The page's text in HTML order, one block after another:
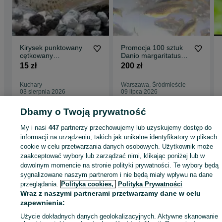
Kirysek punktowany
cętkowany
(Corydoras
15 zł
Kuchary
03 sierpnia 2026
Promocja 100 sztuk
Danio margaritatus
rasbora galaxy
200 zł
Warszawa, Śródmieście
09 lipca 2026
Strona główna Zwierzęta Akwarystyka Zwierzęta akwariowe
Zwierzęta
akwariowe - Śląskie
Zwierzęta akwariowe - Kuchary
KATEGORIA
844351048 Wyświetlenia:
Zadzwoń / SMS Wyślij wiadomość
Dbamy o Twoją prywatność
My i nasi447 partnerzy przechowujemy lub uzyskujemy dostęp do
informacji na urządzeniu, takich jak unikalne identyfikatory w plikach
cookie w celu przetwarzania danych osobowych. Użytkownik może
zaakceptować wybory lub zarządzać nimi, klikając poniżej lub w
dowolnym momencie na stronie polityki prywatności. Te wybory będą
sygnalizowane naszym partnerom i nie będą miały wpływu na dane
przeglądania. Polityka cookies, Polityka Prywatności
Wraz z naszymi partnerami przetwarzamy dane w celu
zapewnienia:
Użycie dokładnych danych geolokalizacyjnych. Aktywne skanowanie